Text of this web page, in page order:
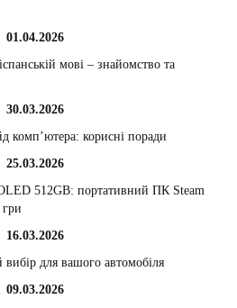
01.04.2026
мові – знайомство та
30.03.2026
комп’ютера: корисні поради
25.03.2026
512GB: портативний ПК Steam
16.03.2026
для вашого автомобіля
09.03.2026